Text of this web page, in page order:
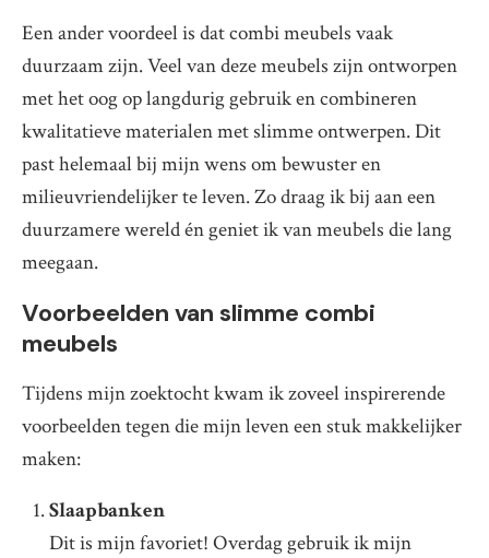
Een ander voordeel is dat combi meubels vaak
duurzaam zijn. Veel van deze meubels zijn ontworpen
met het oog op langdurig gebruik en combineren
kwalitatieve materialen met slimme ontwerpen. Dit
past helemaal bij mijn wens om bewuster en
milieuvriendelijker te leven. Zo draag ik bij aan een
duurzamere wereld én geniet ik van meubels die lang
meegaan.
Voorbeelden van slimme combi
meubels
Tijdens mijn zoektocht kwam ik zoveel inspirerende
voorbeelden tegen die mijn leven een stuk makkelijker
maken:
Slaapbanken
Dit is mijn favoriet! Overdag gebruik ik mijn